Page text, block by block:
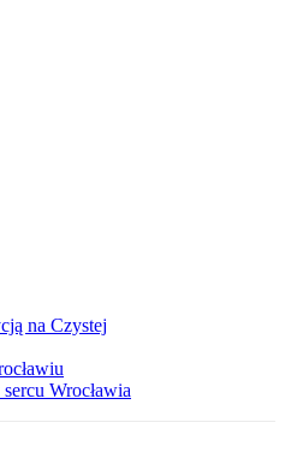
na Czystej
Wrocławia